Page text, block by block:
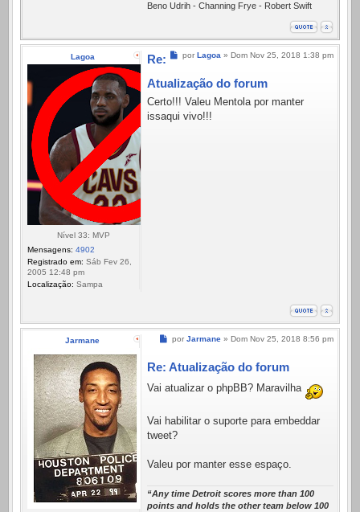
Beno Udrih - Channing Frye - Robert Swift
Lagoa
Nível 33: MVP
Mensagens: 4902
Registrado em: Sáb Fev 26,
2005 12:48 pm
Localização: Sampa
Mensagem
por Lagoa » Dom Nov 25, 2018 1:38 pm
Re:
Atualização do forum
Certo!!! Valeu Mentola por manter
issaqui vivo!!!
Jarmane Mensagem
por Jarmane » Dom Nov 25, 2018 8:56 pm
Re: Atualização do forum
Vai atualizar o phpBB? Maravilha
Vai habilitar o suporte para embeddar
tweet?
Valeu por manter esse espaço.
“Any time Detroit scores more than 100
points and holds the other team below 100